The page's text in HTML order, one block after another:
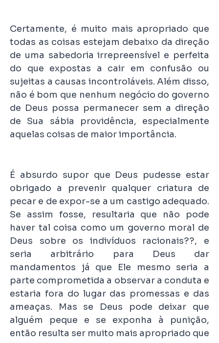
Certamente, é muito mais apropriado que
todas as coisas estejam debaixo da direção
de uma sabedoria irrepreensível e perfeita
do que expostas a cair em confusão ou
sujeitas a causas incontroláveis. Além disso,
não é bom que nenhum negócio do governo
de Deus possa permanecer sem a direção
de Sua sábia providência, especialmente
aquelas coisas de maior importância.
É absurdo supor que Deus pudesse estar
obrigado a prevenir qualquer criatura de
pecar e de expor-se a um castigo adequado.
Se assim fosse, resultaria que não pode
haver tal coisa como um governo moral de
Deus sobre os indivíduos racionais??, e
seria arbitrário para Deus dar
mandamentos já que Ele mesmo seria a
parte comprometida a observar a conduta e
estaria fora do lugar das promessas e das
ameaças. Mas se Deus pode deixar que
alguém peque e se exponha à punição,
então resulta ser muito mais apropriado que